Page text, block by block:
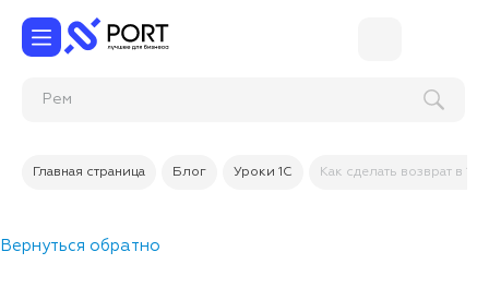
Ремонт б
Главная страница Блог Уроки 1С Как сделать возврат в 1С
Вернуться обратно